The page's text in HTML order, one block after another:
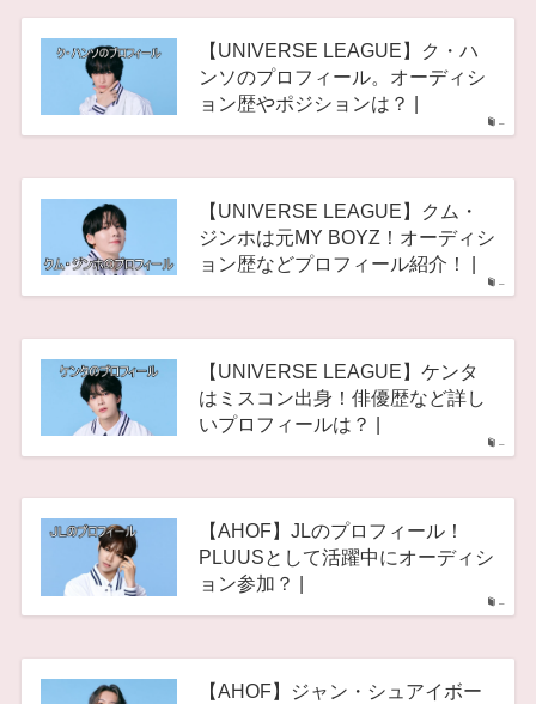
–
【UNIVERSE LEAGUE】ク・ハ
ンソのプロフィール。オーディシ
ョン歴やポジションは？ |
–
【UNIVERSE LEAGUE】クム・
ジンホは元MY BOYZ！オーディシ
ョン歴などプロフィール紹介！ |
–
【UNIVERSE LEAGUE】ケンタ
はミスコン出身！俳優歴など詳し
いプロフィールは？ |
–
【AHOF】JLのプロフィール！
PLUUSとして活躍中にオーディシ
ョン参加？ |
【AHOF】ジャン・シュアイボー